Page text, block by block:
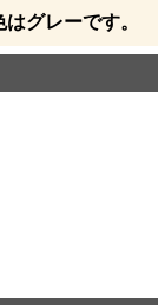
グレーです。